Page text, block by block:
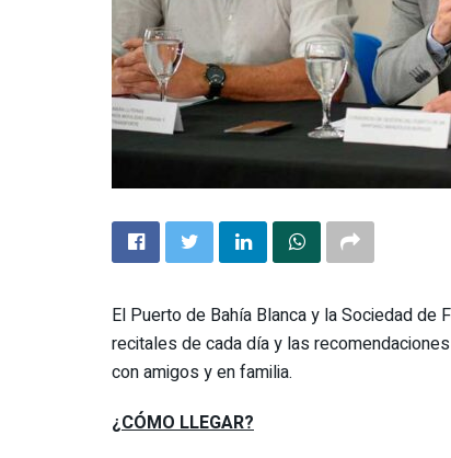
El Puerto de Bahía Blanca y la Sociedad de
recitales de cada día y las
con amigos y en familia.
¿CÓMO LLEGAR?